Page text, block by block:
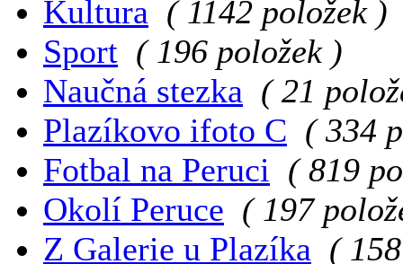
Kultura ( 1142 položek )
Sport ( 196 položek )
Naučná stezka ( 21
Plazíkovo ifoto C ( 334
Fotbal na Peruci ( 819
Okolí Peruce ( 197
Z Galerie u Plazíka (